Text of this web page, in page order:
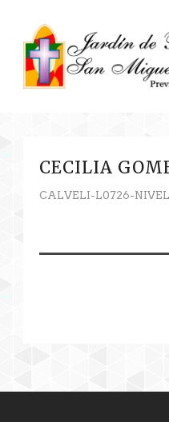
CECILIA
CALVELI-L0726-